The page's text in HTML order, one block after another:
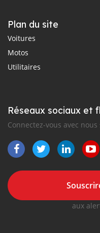
Plan du site
Voitures
Motos
Utilitaires
Réseaux sociaux et
Connectez-vous avec
aux